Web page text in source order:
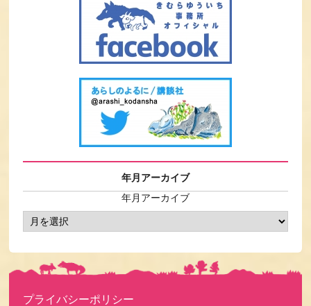
年月アーカイブ
年月アーカイブ
プライバシーポリシー